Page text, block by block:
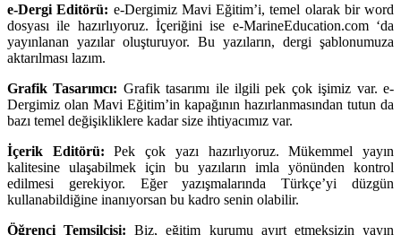
e-Dergi Editörü: e-Dergimiz Mavi Eğitim’i, temel olarak bir word
dosyası ile hazırlıyoruz. İçeriğini ise e-MarineEducation.com ‘da
yayınlanan yazılar oluşturuyor. Bu yazıların, dergi şablonumuza
aktarılması lazım.
Grafik Tasarımcı: Grafik tasarımı ile ilgili pek çok işimiz var. e-
Dergimiz olan Mavi Eğitim’in kapağının hazırlanmasından tutun da
bazı temel değişikliklere kadar size ihtiyacımız var.
İçerik Editörü: Pek çok yazı hazırlıyoruz. Mükemmel yayın
kalitesine ulaşabilmek için bu yazıların imla yönünden kontrol
edilmesi gerekiyor. Eğer yazışmalarında Türkçe’yi düzgün
kullanabildiğine inanıyorsan bu kadro senin olabilir.
Öğrenci Temsilcisi: Biz, eğitim kurumu ayırt etmeksizin yayın